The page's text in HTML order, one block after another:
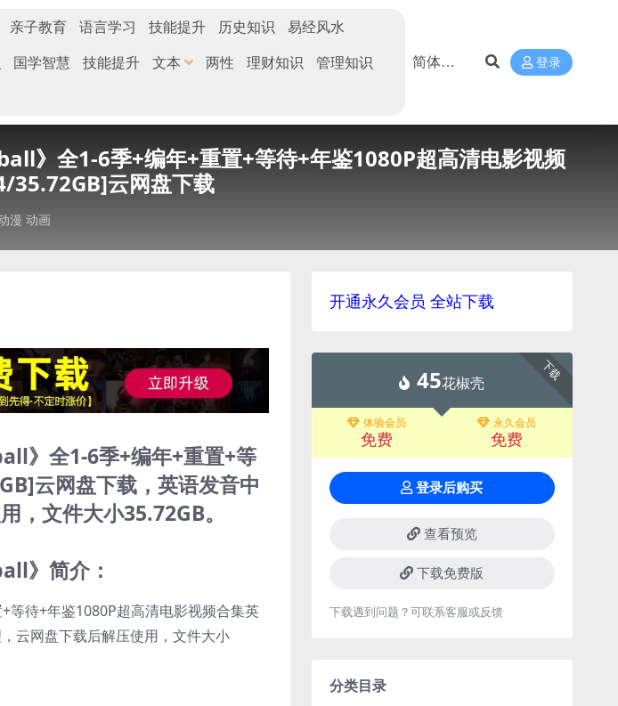
亲子教育 语言学习 技能提升 历史知识
易经风水
国学智慧 技能提升 文本 两性 理财知识
管理知识
登录
全1-6季+编年+重置+等待+年鉴1080P超高清电影视频
35.72GB]云网盘下载
漫 动画
》全1-6季+编年+重置+等
云网盘下载，英语发音中
，文件大小35.72GB。
》简介：
开通永久会员 全站下载
下载
45花椒壳
体验会员
免费
永久会员
免费
登录后购买
查看预览
下载免费版
下载遇到问题？可联系客服或反馈
分类目录